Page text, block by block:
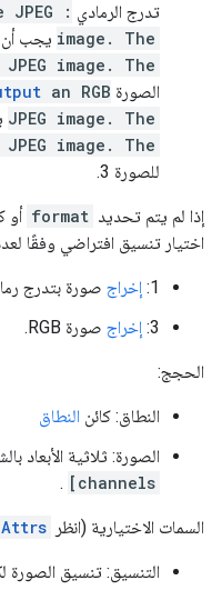
تدرج الرمادي :
image. The يجب
image. The
الصورة an RGB
JPEG image. The
JPEG image. The
للصورة 3.
إذا لم يتم تحديد format أو
اختيار تنسيق افتراضي وفقًا
1: إخراج صورة بتدرج
3: إخراج صورة RGB.
الحجج:
النطاق: كائن النطاق
الصورة: ثلاثية الأبعاد
channels]
.
السمات الاختيارية (انظر Attrs
التنسيق: تنسيق الصورة